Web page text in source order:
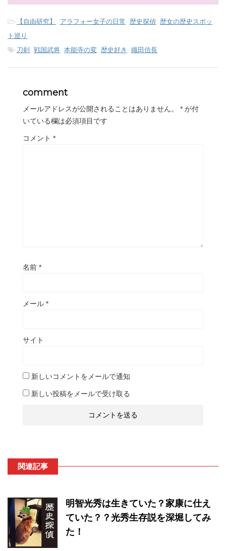
- 【自由研究】 , アラフォー女子の日常, 歴史探偵, 歴女の歴史スポッ
ト巡り
-刀剣 , 戦国武将, 本能寺の変, 歴史好き , 織田信長
comment
メールアドレスが公開されることはありません。 * が付
いている欄は必須項目です
コメント *
名前 *
メール *
サイト
新しいコメントをメールで通知
新しい投稿をメールで受け取る
関連記事
明智光秀は生きていた？家康に仕え
ていた？？光秀生存説を深堀してみ
た！